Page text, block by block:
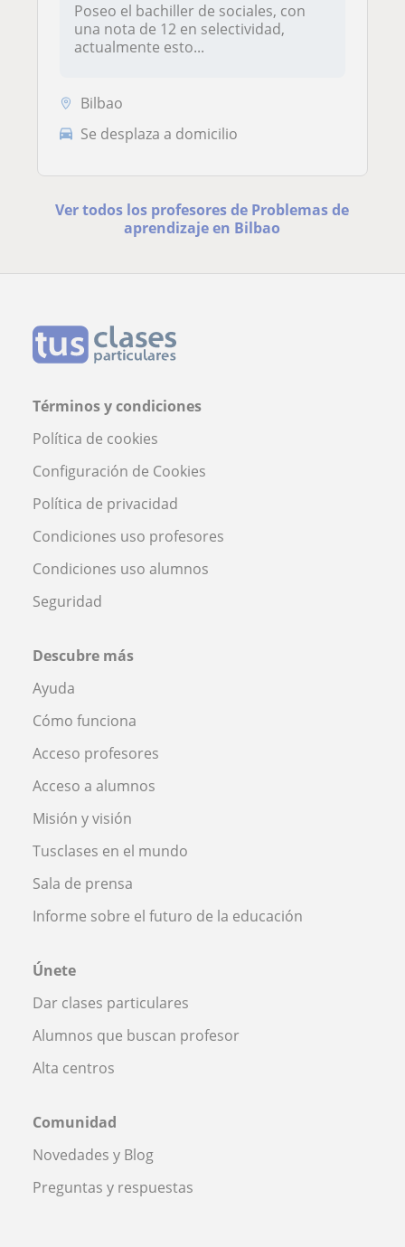
Poseo el bachiller de sociales, con
una nota de 12 en selectividad,
actualmente esto...
Bilbao
Se desplaza a domicilio
Ver todos los profesores de Problemas de
aprendizaje en Bilbao
Términos y condiciones
Política de cookies
Configuración de Cookies
Política de privacidad
Condiciones uso profesores
Condiciones uso alumnos
Seguridad
Descubre más
Ayuda
Cómo funciona
Acceso profesores
Acceso a alumnos
Misión y visión
Tusclases en el mundo
Sala de prensa
Informe sobre el futuro de la educación
Únete
Dar clases particulares
Alumnos que buscan profesor
Alta centros
Comunidad
Novedades y Blog
Preguntas y respuestas